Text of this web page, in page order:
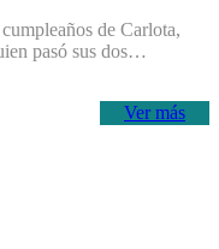
de Carlota,
pasó sus dos…
Ver más